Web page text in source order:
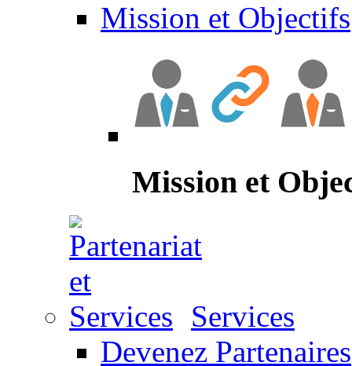
Mission et Objectifs
Mission et
Services
Devenez Partenaires